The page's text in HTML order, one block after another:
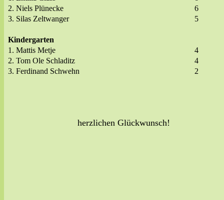
2. Niels Plünecke
6
3. Silas Zeltwanger
5
Kindergarten
1. Mattis Metje
4
2. Tom Ole Schladitz
4
3. Ferdinand Schwehn
2
herzlichen Glückwunsch!